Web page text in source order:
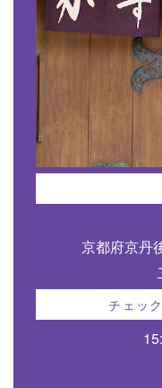
京都府京丹
チェッ